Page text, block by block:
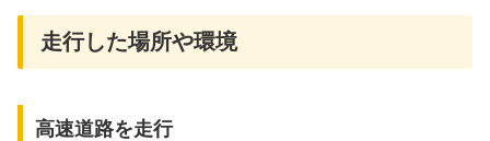
走行した場所や環境
高速道路を走行